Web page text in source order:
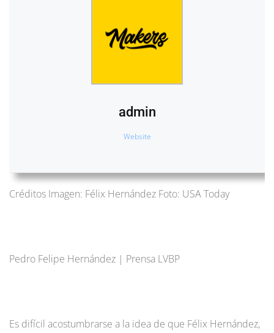
admin
Website
Créditos Imagen: Félix Hernández Foto: USA Today
Pedro Felipe Hernández | Prensa LVBP
Es difícil acostumbrarse a la idea de que Félix Hernández,